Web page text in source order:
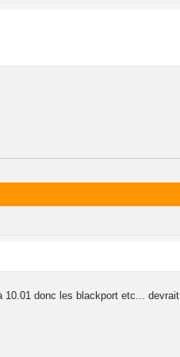
donc les blackport etc...